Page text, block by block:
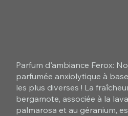
Parfum d'ambiance Ferox:
parfumée anxiolytique à
les plus diverses ! La
bergamote, associée à la
palmarosa et au géranium,